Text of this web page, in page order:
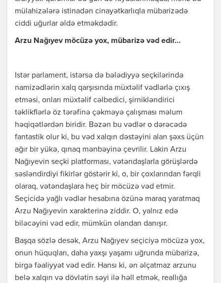
mülahizələrə istinadən cinayətkarlıqla mübarizədə
ciddi uğurlar əldə etməkdədir.
Arzu Nağıyev möcüzə yox, mübarizə vəd edir…
Istər parlament, istərsə də bələdiyyə seçkilərində
namizədlərin xalq qarşısında müxtəlif vədlərlə çıxış
etməsi, onları müxtəlif cəlbedici, şirnikləndirici
təklikflərlə öz tərəfinə çəkməyə çalışması məlum
həqiqətlərdən biridir. Bəzən bu vədlər o dərəcədə
fantastik olur ki, bu vəd xalqın dəstəyini alan şəxs üçün
ağır bir yükə, qınaq mənbəyinə çevrilir. Lakin Arzu
Nağıyevin seçki platforması, vətəndaşlarla görüşlərdə
səsləndirdiyi fikirlər göstərir ki, o, bir çoxlarından fərqli
olaraq, vətəndaşlara heç bir möcüzə vəd etmir.
Seçicidə yağlı vədlər hesabına özünə maraq yaratmaq
Arzu Nağıyevin xarakterinə ziddir. O, yalnız edə
biləcəyini vəd edir, mümkün olandan danışır.
Başqa sözlə desək, Arzu Nağıyev seçiciyə möcüzə yox,
onun hüquqları, daha yaxşı yaşamı uğrunda mübarizə,
birgə fəaliyyət vəd edir. Hansı ki, ən əlçatmaz arzunu
belə xalqın və dövlətin səyi ilə həll etmək, reallığa